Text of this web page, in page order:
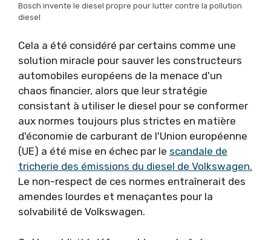
Bosch invente le diesel propre pour lutter contre la pollution
diesel
Cela a été considéré par certains comme une
solution miracle pour sauver les constructeurs
automobiles européens de la menace d'un
chaos financier, alors que leur stratégie
consistant à utiliser le diesel pour se conformer
aux normes toujours plus strictes en matière
d'économie de carburant de l'Union européenne
(UE) a été mise en échec par le scandale de
tricherie des émissions du diesel de Volkswagen.
Le non-respect de ces normes entraînerait des
amendes lourdes et menaçantes pour la
solvabilité de Volkswagen.